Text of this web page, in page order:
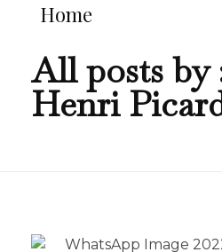
Home
All posts by
Henri